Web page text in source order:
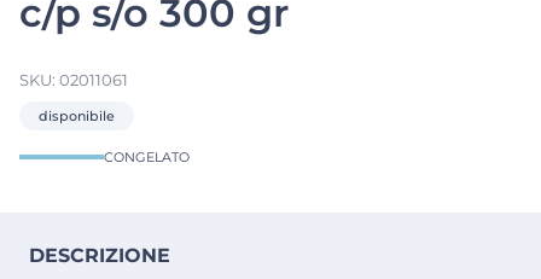
c/p s/o 300 gr
SKU: 02011061
disponibile
CONGELATO
DESCRIZIONE